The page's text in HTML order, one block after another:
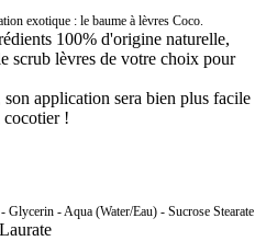
exotique : le baume à lèvres Coco.
100% d'origine naturelle,
scrub lèvres de votre choix pour
application sera bien plus facile
cocotier !
- Aqua (Water/Eau) - Sucrose Stearate